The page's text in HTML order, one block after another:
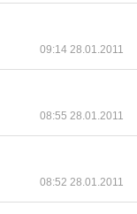
09:14 28.01.2011
08:55 28.01.2011
08:52 28.01.2011